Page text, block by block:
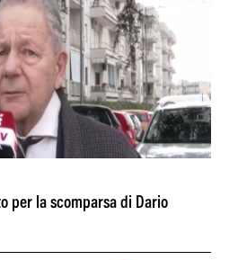
per la scomparsa di Dario